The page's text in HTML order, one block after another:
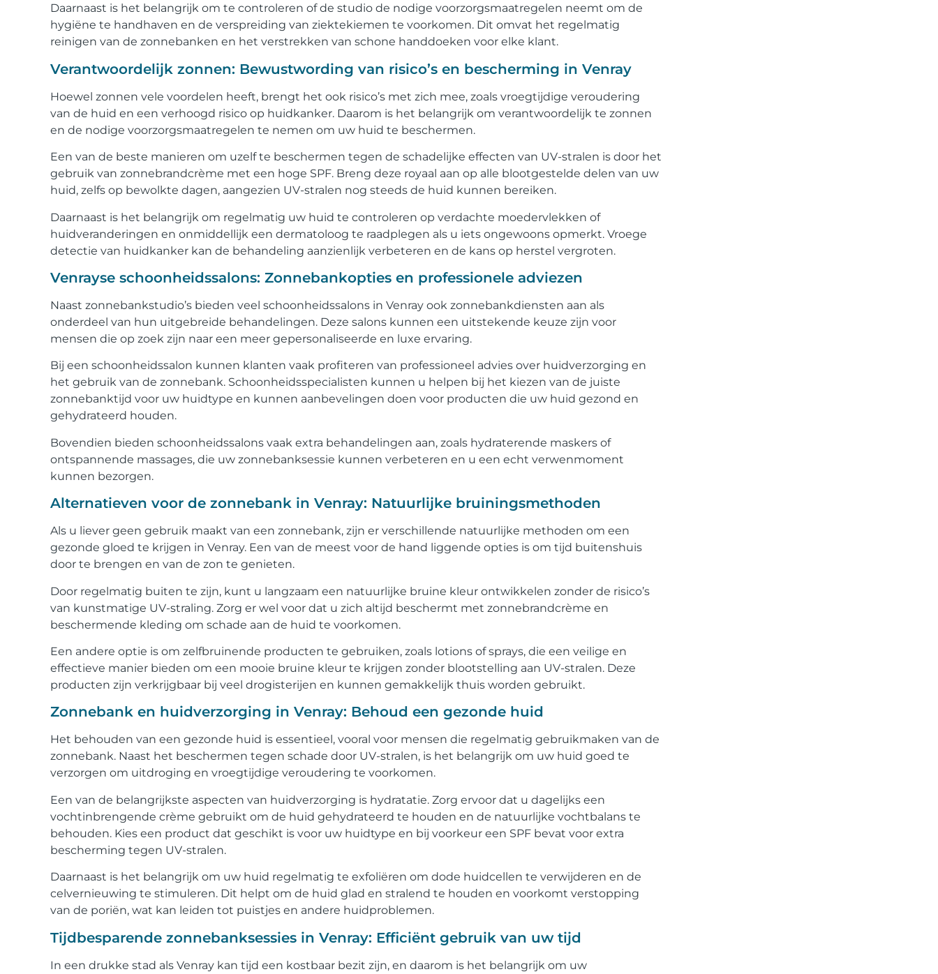
Daarnaast is het belangrijk om te controleren of de studio de nodige voorzorgsmaatregelen neemt om de
hygiëne te handhaven en de verspreiding van ziektekiemen te voorkomen. Dit omvat het regelmatig
reinigen van de zonnebanken en het verstrekken van schone handdoeken voor elke klant.
Verantwoordelijk zonnen: Bewustwording van risico’s en bescherming in Venray
Hoewel zonnen vele voordelen heeft, brengt het ook risico’s met zich mee, zoals vroegtijdige veroudering
van de huid en een verhoogd risico op huidkanker. Daarom is het belangrijk om verantwoordelijk te zonnen
en de nodige voorzorgsmaatregelen te nemen om uw huid te beschermen.
Een van de beste manieren om uzelf te beschermen tegen de schadelijke effecten van UV-stralen is door het
gebruik van zonnebrandcrème met een hoge SPF. Breng deze royaal aan op alle blootgestelde delen van uw
huid, zelfs op bewolkte dagen, aangezien UV-stralen nog steeds de huid kunnen bereiken.
Daarnaast is het belangrijk om regelmatig uw huid te controleren op verdachte moedervlekken of
huidveranderingen en onmiddellijk een dermatoloog te raadplegen als u iets ongewoons opmerkt. Vroege
detectie van huidkanker kan de behandeling aanzienlijk verbeteren en de kans op herstel vergroten.
Venrayse schoonheidssalons: Zonnebankopties en professionele adviezen
Naast zonnebankstudio’s bieden veel schoonheidssalons in Venray ook zonnebankdiensten aan als
onderdeel van hun uitgebreide behandelingen. Deze salons kunnen een uitstekende keuze zijn voor
mensen die op zoek zijn naar een meer gepersonaliseerde en luxe ervaring.
Bij een schoonheidssalon kunnen klanten vaak profiteren van professioneel advies over huidverzorging en
het gebruik van de zonnebank. Schoonheidsspecialisten kunnen u helpen bij het kiezen van de juiste
zonnebanktijd voor uw huidtype en kunnen aanbevelingen doen voor producten die uw huid gezond en
gehydrateerd houden.
Bovendien bieden schoonheidssalons vaak extra behandelingen aan, zoals hydraterende maskers of
ontspannende massages, die uw zonnebanksessie kunnen verbeteren en u een echt verwenmoment
kunnen bezorgen.
Alternatieven voor de zonnebank in Venray: Natuurlijke bruiningsmethoden
Als u liever geen gebruik maakt van een zonnebank, zijn er verschillende natuurlijke methoden om een
gezonde gloed te krijgen in Venray. Een van de meest voor de hand liggende opties is om tijd buitenshuis
door te brengen en van de zon te genieten.
Door regelmatig buiten te zijn, kunt u langzaam een natuurlijke bruine kleur ontwikkelen zonder de risico’s
van kunstmatige UV-straling. Zorg er wel voor dat u zich altijd beschermt met zonnebrandcrème en
beschermende kleding om schade aan de huid te voorkomen.
Een andere optie is om zelfbruinende producten te gebruiken, zoals lotions of sprays, die een veilige en
effectieve manier bieden om een mooie bruine kleur te krijgen zonder blootstelling aan UV-stralen. Deze
producten zijn verkrijgbaar bij veel drogisterijen en kunnen gemakkelijk thuis worden gebruikt.
Zonnebank en huidverzorging in Venray: Behoud een gezonde huid
Het behouden van een gezonde huid is essentieel, vooral voor mensen die regelmatig gebruikmaken van de
zonnebank. Naast het beschermen tegen schade door UV-stralen, is het belangrijk om uw huid goed te
verzorgen om uitdroging en vroegtijdige veroudering te voorkomen.
Een van de belangrijkste aspecten van huidverzorging is hydratatie. Zorg ervoor dat u dagelijks een
vochtinbrengende crème gebruikt om de huid gehydrateerd te houden en de natuurlijke vochtbalans te
behouden. Kies een product dat geschikt is voor uw huidtype en bij voorkeur een SPF bevat voor extra
bescherming tegen UV-stralen.
Daarnaast is het belangrijk om uw huid regelmatig te exfoliëren om dode huidcellen te verwijderen en de
celvernieuwing te stimuleren. Dit helpt om de huid glad en stralend te houden en voorkomt verstopping
van de poriën, wat kan leiden tot puistjes en andere huidproblemen.
Tijdbesparende zonnebanksessies in Venray: Efficiënt gebruik van uw tijd
In een drukke stad als Venray kan tijd een kostbaar bezit zijn, en daarom is het belangrijk om uw